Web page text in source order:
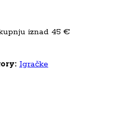
iznad 45 €
Igračke